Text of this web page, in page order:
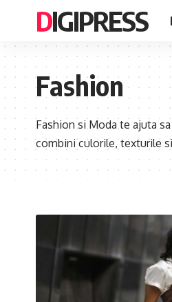
DIGIPRESS
Fashion
Fashion si Moda te ajuta
combini culorile, texturile